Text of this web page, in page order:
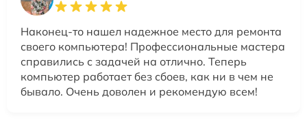
Наконец-то нашел надежное место для ремонта
своего компьютера! Профессиональные мастера
справились с задачей на отлично. Теперь
компьютер работает без сбоев, как ни в чем не
бывало. Очень доволен и рекомендую всем!